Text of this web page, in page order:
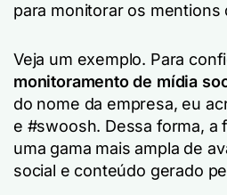
para monitorar os mentions
Veja um exemplo. Para
monitoramento de mídia
do nome da empresa, eu
e #swoosh. Dessa forma, a
uma gama mais ampla de
social e conteúdo gerado